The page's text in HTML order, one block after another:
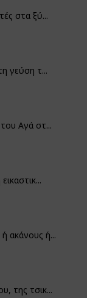
στα ξύ...
γεύση τ...
Αγά στ...
ακάνους ή...
της τσικ...